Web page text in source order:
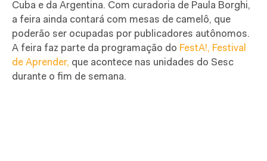
Cuba e da Argentina. Com curadoria de Paula Borghi,
a feira ainda contará com mesas de camelô, que
poderão ser ocupadas por publicadores autônomos.
A feira faz parte da programação do FestA!, Festival
de Aprender, que acontece nas unidades do Sesc
durante o fim de semana.